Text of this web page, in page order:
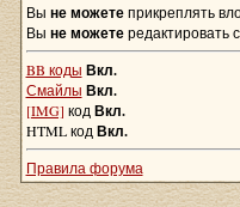
Вы не можетеприкреплять
Вы не можетередактировать
BB коды Вкл.
Смайлы Вкл.
[IMG] код Вкл.
HTML код Вкл.
Правила форума